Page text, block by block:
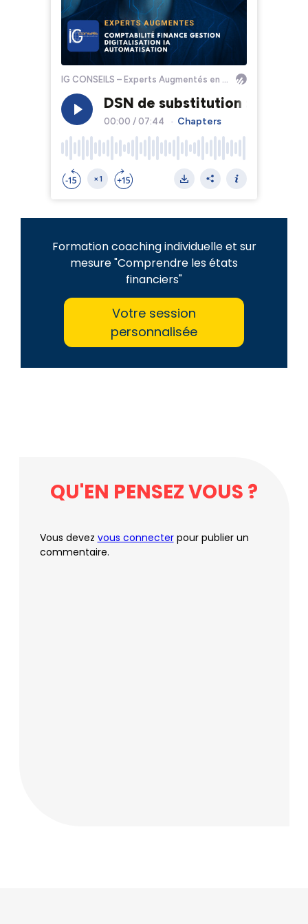
Formation coaching individuelle et sur
mesure "Comprendre les états
financiers"
Votre session
personnalisée
QU'EN PENSEZ VOUS ?
Vous devez vous connecterpour publier un
commentaire.